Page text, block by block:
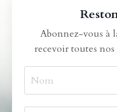
Abonnez-vous à
recevoir toutes